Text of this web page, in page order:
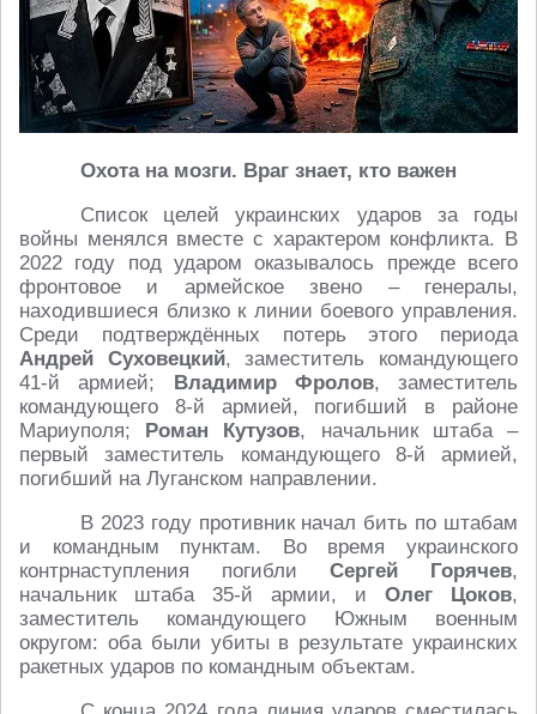
Охота на мозги. Враг знает, кто важен
Список целей украинских ударов за годы
войны менялся вместе с характером конфликта. В
2022 году под ударом оказывалось прежде всего
фронтовое и армейское звено – генералы,
находившиеся близко к линии боевого управления.
Среди подтверждённых потерь этого периода
Андрей Суховецкий, заместитель командующего
41-й армией; Владимир Фролов, заместитель
командующего 8-й армией, погибший в районе
Мариуполя; Роман Кутузов, начальник штаба –
первый заместитель командующего 8-й армией,
погибший на Луганском направлении.
В 2023 году противник начал бить по штабам
и командным пунктам. Во время украинского
контрнаступления погибли Сергей Горячев,
начальник штаба 35-й армии, и Олег Цоков,
заместитель командующего Южным военным
округом: оба были убиты в результате украинских
ракетных ударов по командным объектам.